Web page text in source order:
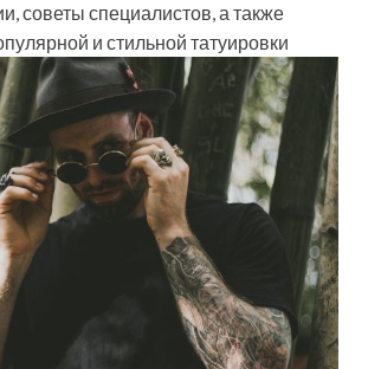
советы специалистов, а также
и стильной татуировки